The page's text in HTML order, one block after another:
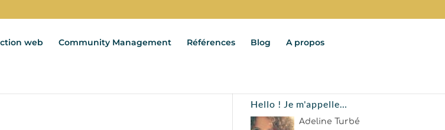
web Community Management Références Blog A propos
Hello ! Je m'appelle…
Adeline Turbé